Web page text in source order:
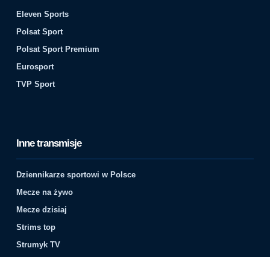
Eleven Sports
Polsat Sport
Polsat Sport Premium
Eurosport
TVP Sport
Inne transmisje
Dziennikarze sportowi w Polsce
Mecze na żywo
Mecze dzisiaj
Strims top
Strumyk TV